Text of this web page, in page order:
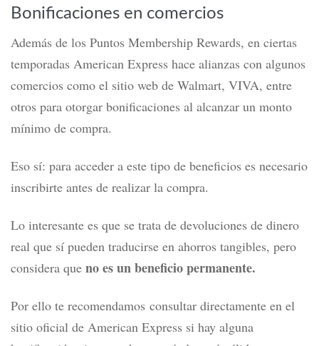
Bonificaciones en comercios
Además de los Puntos Membership Rewards, en ciertas
temporadas American Express hace alianzas con algunos
comercios como el sitio web de Walmart, VIVA, entre
otros para otorgar bonificaciones al alcanzar un monto
mínimo de compra.
Eso sí: para acceder a este tipo de beneficios es necesario
inscribirte antes de realizar la compra.
Lo interesante es que se trata de devoluciones de dinero
real que sí pueden traducirse en ahorros tangibles, pero
considera que no es un beneficio permanente.
Por ello te recomendamos consultar directamente en el
sitio oficial de American Express si hay alguna